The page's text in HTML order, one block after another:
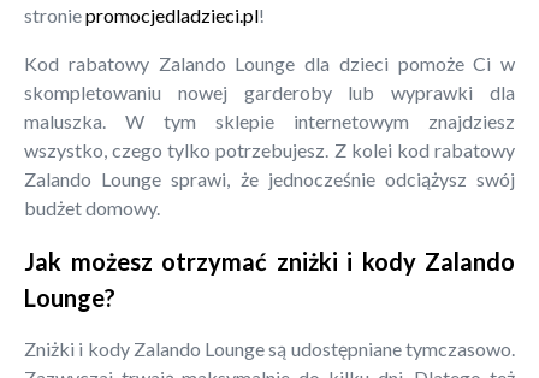
stroniepromocjedladzieci.pl!
Kod rabatowy Zalando Lounge dla dzieci pomoże Ci w
skompletowaniu nowej garderoby lub wyprawki dla
maluszka. W tym sklepie internetowym znajdziesz
wszystko, czego tylko potrzebujesz. Z kolei kod rabatowy
Zalando Lounge sprawi, że jednocześnie odciążysz swój
budżet domowy.
Jak możesz otrzymać zniżki i kody Zalando
Lounge?
Zniżki i kody Zalando Lounge są udostępniane tymczasowo.